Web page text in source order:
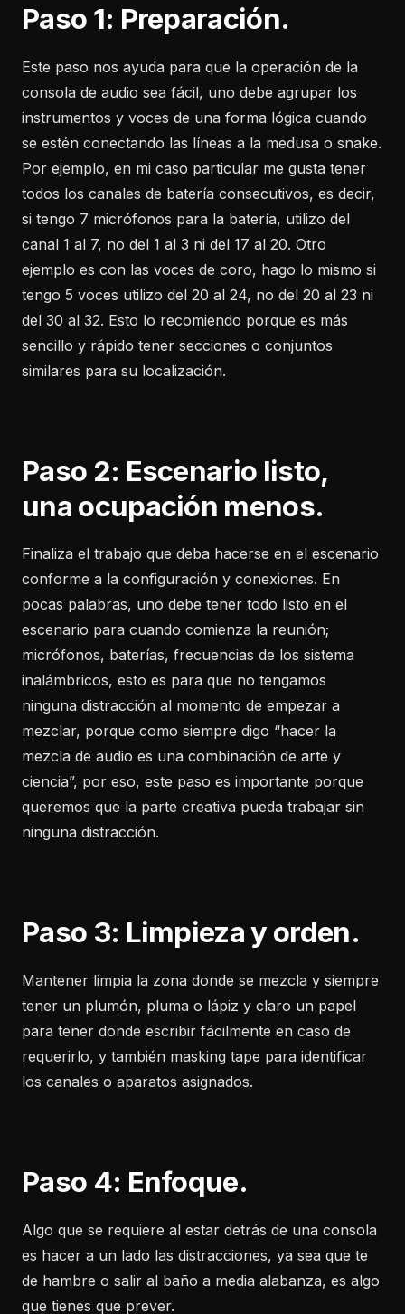
Paso 1: Preparación.
Este paso nos ayuda para que la operación de la
consola de audio sea fácil, uno debe agrupar los
instrumentos y voces de una forma lógica cuando
se estén conectando las líneas a la medusa o snake.
Por ejemplo, en mi caso particular me gusta tener
todos los canales de batería consecutivos, es decir,
si tengo 7 micrófonos para la batería, utilizo del
canal 1 al 7, no del 1 al 3 ni del 17 al 20. Otro
ejemplo es con las voces de coro, hago lo mismo si
tengo 5 voces utilizo del 20 al 24, no del 20 al 23 ni
del 30 al 32. Esto lo recomiendo porque es más
sencillo y rápido tener secciones o conjuntos
similares para su localización.
Paso 2: Escenario listo,
una ocupación menos.
Finaliza el trabajo que deba hacerse en el escenario
conforme a la configuración y conexiones. En
pocas palabras, uno debe tener todo listo en el
escenario para cuando comienza la reunión;
micrófonos, baterías, frecuencias de los sistema
inalámbricos, esto es para que no tengamos
ninguna distracción al momento de empezar a
mezclar, porque como siempre digo “hacer la
mezcla de audio es una combinación de arte y
ciencia”, por eso, este paso es importante porque
queremos que la parte creativa pueda trabajar sin
ninguna distracción.
Paso 3: Limpieza y orden.
Mantener limpia la zona donde se mezcla y siempre
tener un plumón, pluma o lápiz y claro un papel
para tener donde escribir fácilmente en caso de
requerirlo, y también masking tape para identificar
los canales o aparatos asignados.
Paso 4: Enfoque.
Algo que se requiere al estar detrás de una consola
es hacer a un lado las distracciones, ya sea que te
de hambre o salir al baño a media alabanza, es algo
que tienes que prever.